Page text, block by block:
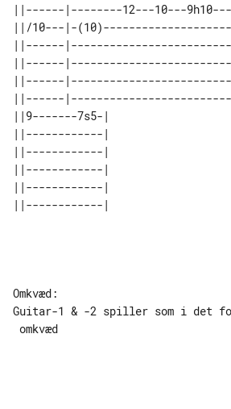
||------|--------12---10---
||/10---|-
||------
||------
||------
||------
||9-------7s5-|
||------------|
||------------|
||------------|
||------------|
Omkvæd:
Guitar-1 & -2 spiller som i det